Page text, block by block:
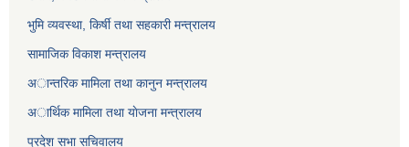
भुमि व्यवस्था, किर्षी तथा सहकारी मन्त्रालय
सामाजिक विकाश मन्त्रालय
अान्तरिक मामिला तथा कानुन मन्त्रालय
अार्थिक मामिला तथा याेजना मन्त्रालय
प्रदेश सभा सचिवालय